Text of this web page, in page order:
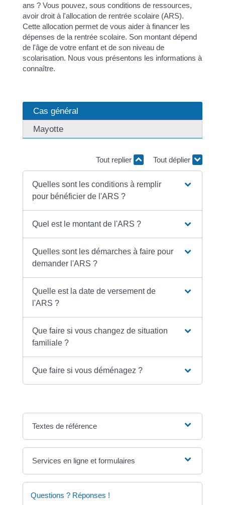
ans ? Vous pouvez, sous conditions de ressources,
avoir droit à l'allocation de rentrée scolaire (ARS).
Cette allocation permet de vous aider à financer les
dépenses de la rentrée scolaire. Son montant dépend
de l'âge de votre enfant et de son niveau de
scolarisation. Nous vous présentons les informations à
connaître.
Cas général
Mayotte
Tout replier Tout déplier
Quelles sont les conditions à remplir
pour bénéficier de l'ARS ?
Quel est le montant de l'ARS ?
Quelles sont les démarches à faire pour
demander l'ARS ?
Quelle est la date de versement de
l'ARS ?
Que faire si vous changez de situation
familiale ?
Que faire si vous déménagez ?
Textes de référence
Services en ligne et formulaires
Questions ? Réponses !